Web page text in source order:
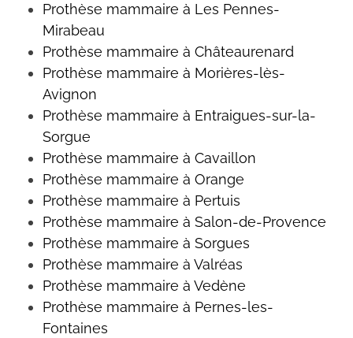
Prothèse mammaire à Les Pennes-
Mirabeau
Prothèse mammaire à Châteaurenard
Prothèse mammaire à Morières-lès-
Avignon
Prothèse mammaire à Entraigues-sur-la-
Sorgue
Prothèse mammaire à Cavaillon
Prothèse mammaire à Orange
Prothèse mammaire à Pertuis
Prothèse mammaire à Salon-de-Provence
Prothèse mammaire à Sorgues
Prothèse mammaire à Valréas
Prothèse mammaire à Vedène
Prothèse mammaire à Pernes-les-
Fontaines